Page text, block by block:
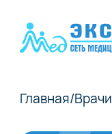
Главная/Врачи